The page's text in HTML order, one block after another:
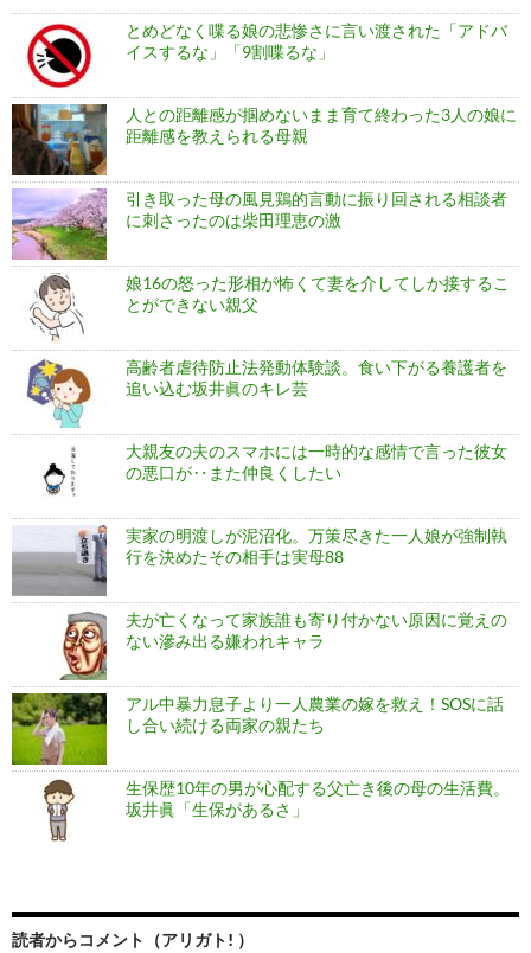
とめどなく喋る娘の悲惨さに言い渡された「アドバ
イスするな」「9割喋るな」
人との距離感が掴めないまま育て終わった3人の娘に
距離感を教えられる母親
引き取った母の風見鶏的言動に振り回される相談者
に刺さったのは柴田理恵の激
娘16の怒った形相が怖くて妻を介してしか接するこ
とができない親父
高齢者虐待防止法発動体験談。食い下がる養護者を
追い込む坂井眞のキレ芸
大親友の夫のスマホには一時的な感情で言った彼女
の悪口が‥また仲良くしたい
実家の明渡しが泥沼化。万策尽きた一人娘が強制執
行を決めたその相手は実母88
夫が亡くなって家族誰も寄り付かない原因に覚えの
ない滲み出る嫌われキャラ
アル中暴力息子より一人農業の嫁を救え！SOSに話
し合い続ける両家の親たち
生保歴10年の男が心配する父亡き後の母の生活費。
坂井眞「生保があるさ」
読者からコメント（アリガト! ）